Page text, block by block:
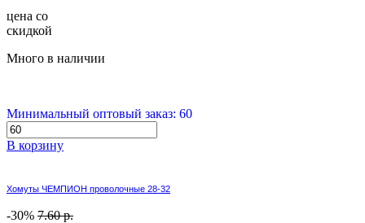
цена со
скидкой
Много в наличии
Минимальный оптовый заказ: 60
В корзину
Хомуты ЧЕМПИОН проволочные 28-32
-30% 7.60 р.